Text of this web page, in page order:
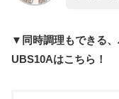
▼同時調理もできる
UBS10Aはこちら！